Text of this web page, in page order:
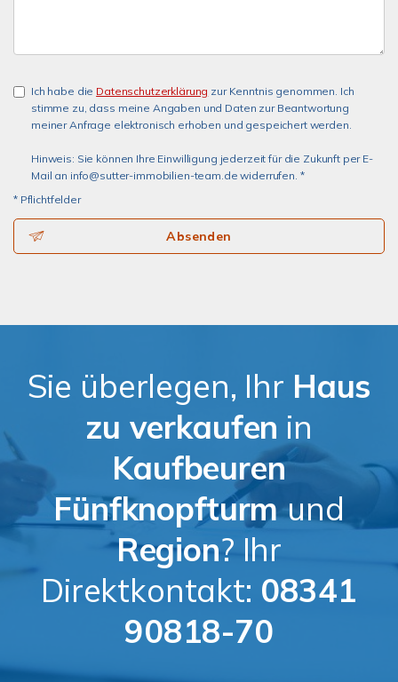
Ich habe die Datenschutzerklärung zur Kenntnis genommen. Ich
stimme zu, dass meine Angaben und Daten zur Beantwortung
meiner Anfrage elektronisch erhoben und gespeichert werden.
Hinweis: Sie können Ihre Einwilligung jederzeit für die Zukunft per E-
Mail an info@sutter-immobilien-team.de widerrufen. *
* Pflichtfelder
Absenden
Sie überlegen, Ihr Haus
zu verkaufen in
Kaufbeuren
Fünfknopfturmund
Region? Ihr
Direktkontakt: 08341
90818-70